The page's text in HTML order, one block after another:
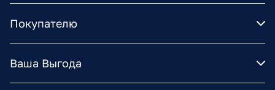
Покупателю
Ваша Выгода